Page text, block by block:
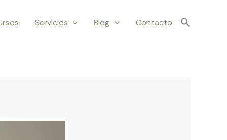
Servicios Blog Contacto